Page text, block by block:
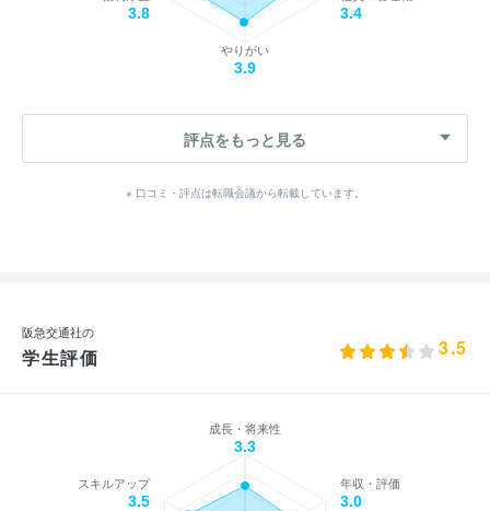
3.4
やりがい
3.9
3.8
評点をもっと見る
※ 口コミ・評点は転職会議から転載しています。
阪急交通社の
学生評価 3.5
成長・将来性
3.3
年収・評価
3.0
スキルアップ
3.5